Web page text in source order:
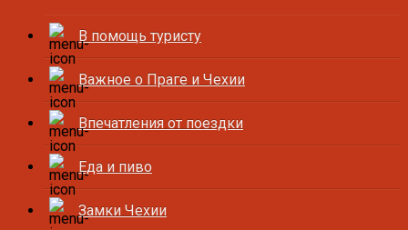
В помощь туристу
Важное о Праге и Чехии
Впечатления от поездки
Еда и пиво
Замки Чехии